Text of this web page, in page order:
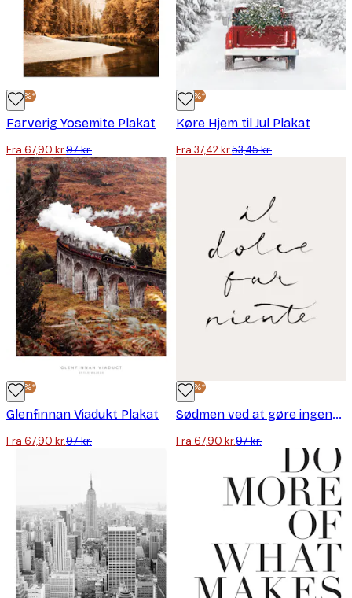
-30%*
Farverig Yosemite Plakat
Fra 67,90 kr.97 kr.
-30%*
Køre Hjem til Jul Plakat
Fra 37,42 kr.53,45 kr.
-30%*
Glenfinnan Viadukt Plakat
Fra 67,90 kr.97 kr.
-30%*
Sødmen ved at gøre ingenting plakat
Fra 67,90 kr.97 kr.